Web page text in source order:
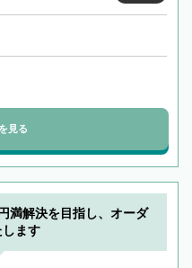
見る
満解決を目指し、オーダ
ます